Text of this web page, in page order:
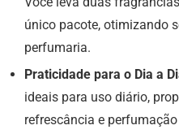
único pacote, otimizando
perfumaria.
Praticidade para o Dia a
ideais para uso diário,
refrescância e